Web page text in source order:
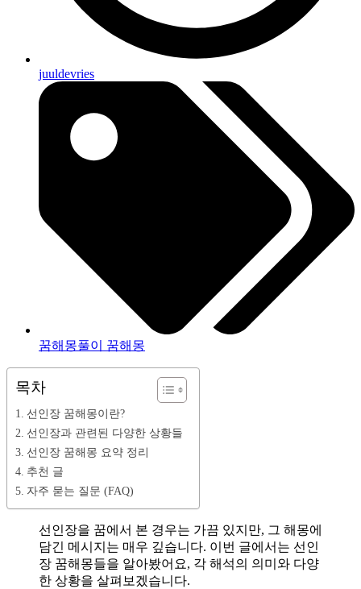
juuldevries
꿈해몽풀이 꿈해몽
목차
선인장 꿈해몽이란?
선인장과 관련된 다양한 상황들
선인장 꿈해몽 요약 정리
추천 글
자주 묻는 질문 (FAQ)
선인장을 꿈에서 본 경우는 가끔 있지만, 그 해몽에
담긴 메시지는 매우 깊습니다. 이번 글에서는 선인
장 꿈해몽들을 알아봤어요, 각 해석의 의미와 다양
한 상황을 살펴보겠습니다.